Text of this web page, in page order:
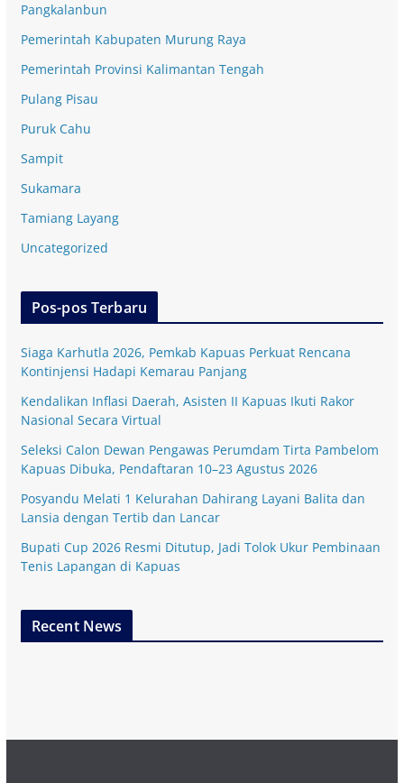
Pangkalanbun
Pemerintah Kabupaten Murung Raya
Pemerintah Provinsi Kalimantan Tengah
Pulang Pisau
Puruk Cahu
Sampit
Sukamara
Tamiang Layang
Uncategorized
Pos-pos Terbaru
Siaga Karhutla 2026, Pemkab Kapuas Perkuat Rencana
Kontinjensi Hadapi Kemarau Panjang
Kendalikan Inflasi Daerah, Asisten II Kapuas Ikuti Rakor
Nasional Secara Virtual
Seleksi Calon Dewan Pengawas Perumdam Tirta Pambelom
Kapuas Dibuka, Pendaftaran 10–23 Agustus 2026
Posyandu Melati 1 Kelurahan Dahirang Layani Balita dan
Lansia dengan Tertib dan Lancar
Bupati Cup 2026 Resmi Ditutup, Jadi Tolok Ukur Pembinaan
Tenis Lapangan di Kapuas
Recent News